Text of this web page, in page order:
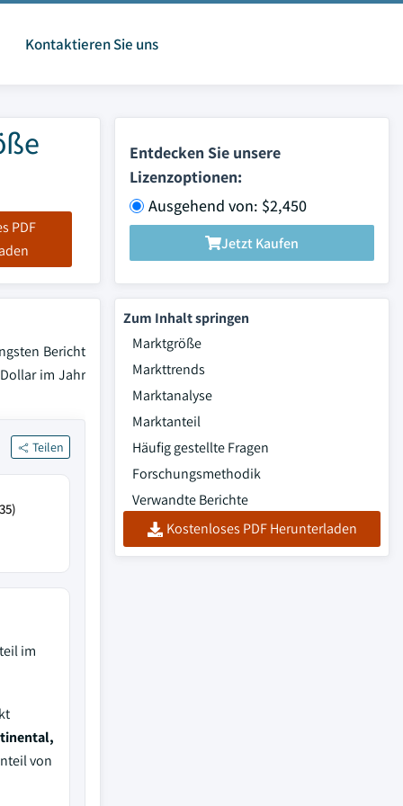
Kontaktieren Sie uns
PDF
Entdecken Sie unsere
Lizenzoptionen:
Ausgehend von: $2,450
Jetzt Kaufen
Bericht
im Jahr
Teilen
im
von
Zum Inhalt springen
Marktgröße
Markttrends
Marktanalyse
Marktanteil
Häufig gestellte Fragen
Forschungsmethodik
Verwandte Berichte
Kostenloses PDF Herunterladen